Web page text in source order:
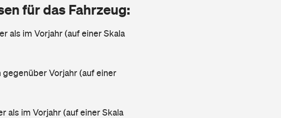
für das Fahrzeug:
als im Vorjahr (auf einer Skala
Vorjahr (auf einer
als im Vorjahr (auf einer Skala